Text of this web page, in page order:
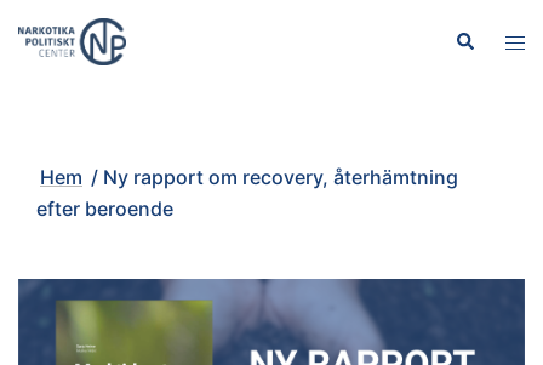
Sök
Slå
Hem / Ny rapport om recovery, återhämtning
efter beroende